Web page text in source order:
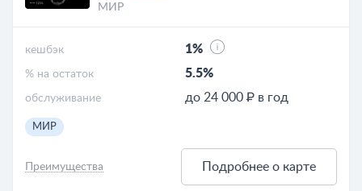
МИР
1%
кешбэк
5.5%
% на остаток
до 24 000 ₽ в год
обслуживание
Подробнее о карте
Преимущества
МИР